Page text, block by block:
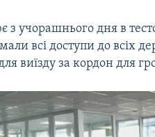
з учорашнього дня в
всі доступи до всіх
виїзду за кордон для